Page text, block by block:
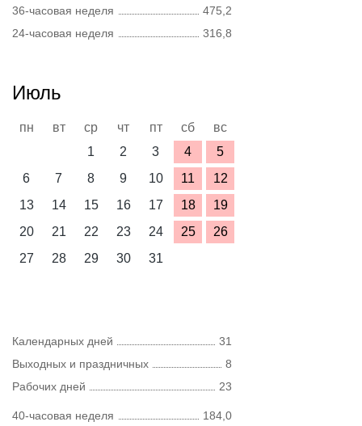
36-часовая неделя
475,2
24-часовая неделя
316,8
Июль
пн вт ср чт пт сб
вс
1
2 3 4
5
6
7 8 9 10 11
12
13
14 15 16 17 18
19
20
21 22 23 24 25
26
27
28 29 30 31
Календарных дней
31
Выходных и праздничных
8
Рабочих дней
23
40-часовая неделя
184,0